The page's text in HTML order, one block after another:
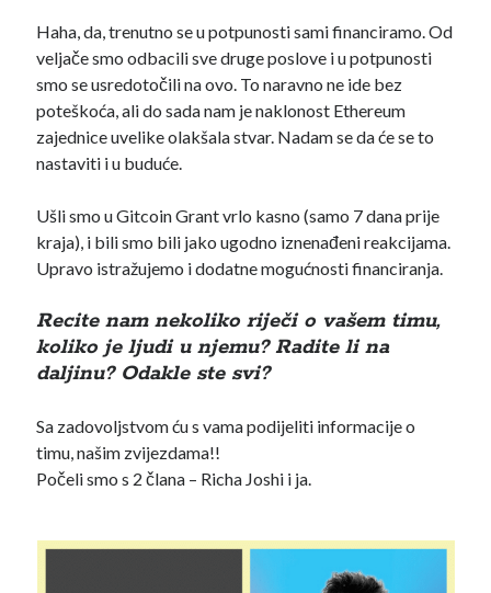
Haha, da, trenutno se u potpunosti sami financiramo. Od
veljače smo odbacili sve druge poslove i u potpunosti
smo se usredotočili na ovo. To naravno ne ide bez
poteškoća, ali do sada nam je naklonost Ethereum
zajednice uvelike olakšala stvar. Nadam se da će se to
nastaviti i u buduće.
Ušli smo u Gitcoin Grant vrlo kasno (samo 7 dana prije
kraja), i bili smo bili jako ugodno iznenađeni reakcijama.
Upravo istražujemo i dodatne mogućnosti financiranja.
Recite nam nekoliko riječi o vašem timu,
koliko je ljudi u njemu? Radite li na
daljinu? Odakle ste svi?
Sa zadovoljstvom ću s vama podijeliti informacije o
timu, našim zvijezdama!!
Počeli smo s 2 člana – Richa Joshi i ja.